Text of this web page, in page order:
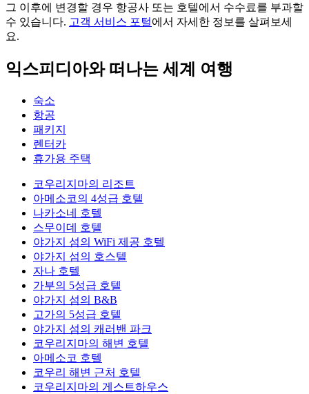
그 이후에 변경할 경우 항공사 또는 호텔에서 수수료를 부과할
수 있습니다. 고객 서비스 포털에서 자세한 정보를 살펴보세
요.
익스피디아와 떠나는 세계 여행
숙소
항공
패키지
렌터카
휴가용 주택
코우리지마의 리조트
아메소코의 4성급 호텔
나카소네 호텔
스무이데 호텔
야가지 섬의 WiFi 제공 호텔
야가지 섬의 호스텔
자나 호텔
가부의 5성급 호텔
야가지 섬의 B&B
고가의 5성급 호텔
야가지 섬의 캐러밴 파크
코우리지마의 해변 호텔
아메소코 호텔
코우리 해변 근처 호텔
코우리지마의 게스트하우스